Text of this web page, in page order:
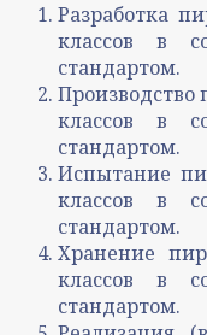
Разработка
классов в
стандартом.
Производство
классов в
стандартом.
Испытание
классов в
стандартом.
Хранение
классов в
стандартом.